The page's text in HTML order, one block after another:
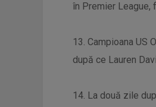
în Premier League,
13. Campioana US
după ce Lauren
14. La două zile